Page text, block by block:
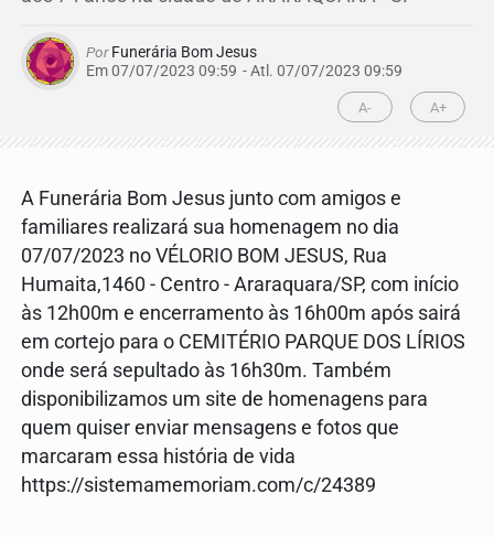
PorFunerária Bom Jesus
Em 07/07/2023 09:59 - Atl. 07/07/2023 09:59
A- A+
A Funerária Bom Jesus junto com amigos e
familiares realizará sua homenagem no dia
07/07/2023 no VÉLORIO BOM JESUS, Rua
Humaita,1460 - Centro - Araraquara/SP, com início
às 12h00m e encerramento às 16h00m após sairá
em cortejo para o CEMITÉRIO PARQUE DOS LÍRIOS
onde será sepultado às 16h30m. Também
disponibilizamos um site de homenagens para
quem quiser enviar mensagens e fotos que
marcaram essa história de vida
https://sistemamemoriam.com/c/24389